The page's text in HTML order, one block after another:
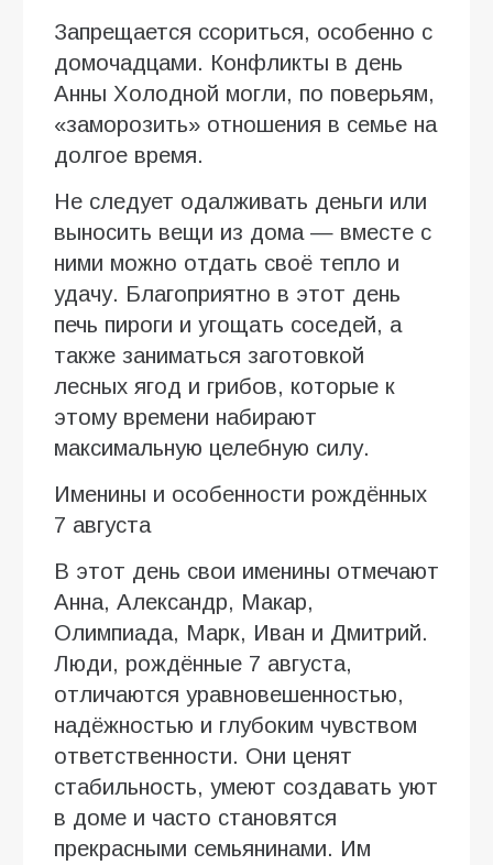
Запрещается ссориться, особенно с
домочадцами. Конфликты в день
Анны Холодной могли, по поверьям,
«заморозить» отношения в семье на
долгое время.
Не следует одалживать деньги или
выносить вещи из дома — вместе с
ними можно отдать своё тепло и
удачу. Благоприятно в этот день
печь пироги и угощать соседей, а
также заниматься заготовкой
лесных ягод и грибов, которые к
этому времени набирают
максимальную целебную силу.
Именины и особенности рождённых
7 августа
В этот день свои именины отмечают
Анна, Александр, Макар,
Олимпиада, Марк, Иван и Дмитрий.
Люди, рождённые 7 августа,
отличаются уравновешенностью,
надёжностью и глубоким чувством
ответственности. Они ценят
стабильность, умеют создавать уют
в доме и часто становятся
прекрасными семьянинами. Им